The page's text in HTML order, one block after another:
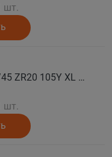
шт.
CONTINENTAL Автошина 255/45 ZR20 105Y XL FR SportContact 7 лето
шт.